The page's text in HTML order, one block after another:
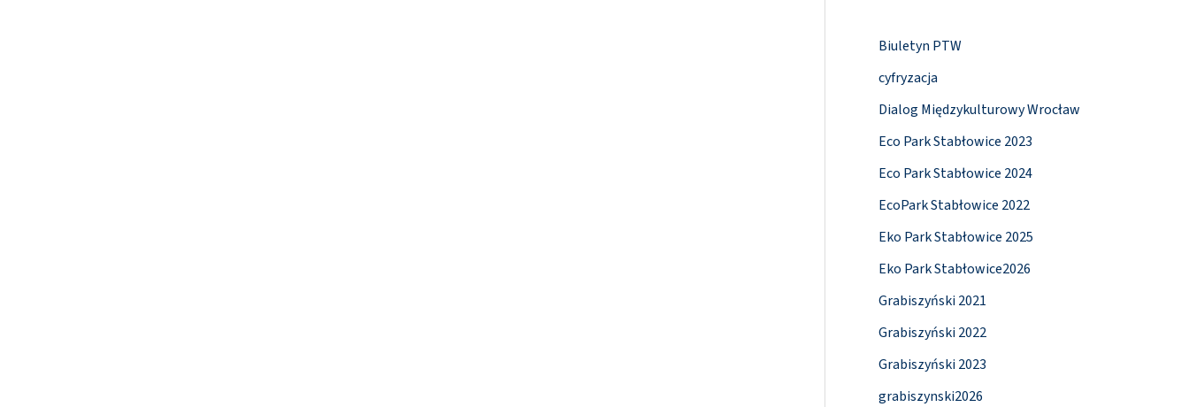
Biuletyn PTW
cyfryzacja
Dialog Międzykulturowy Wrocław
Eco Park Stabłowice 2023
Eco Park Stabłowice 2024
EcoPark Stabłowice 2022
Eko Park Stabłowice 2025
Eko Park Stabłowice2026
Grabiszyński 2021
Grabiszyński 2022
Grabiszyński 2023
grabiszynski2026